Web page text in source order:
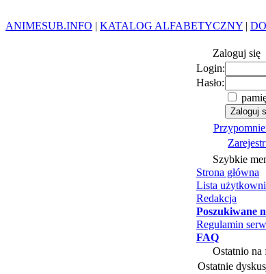
ANIMESUB.INFO | KATALOG ALFABETYCZNY |
Zaloguj się
Login:
Hasło:
Szybkie
Strona główna
Lista
Redakcja
Poszukiwane
Regulamin
FAQ
Ostatnio na
Ostatnie